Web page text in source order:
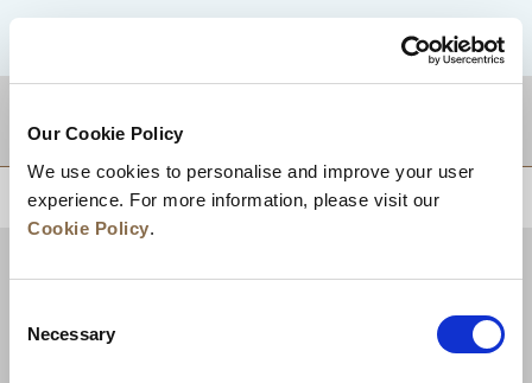
Our Cookie Policy
We use cookies to personalise and improve your user
experience. For more information, please visit our
Cookie Policy.
Selection
Necessary
적지
상단으로 돌아가기